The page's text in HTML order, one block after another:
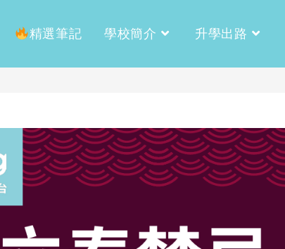
精選筆記 學校簡介 升學出路